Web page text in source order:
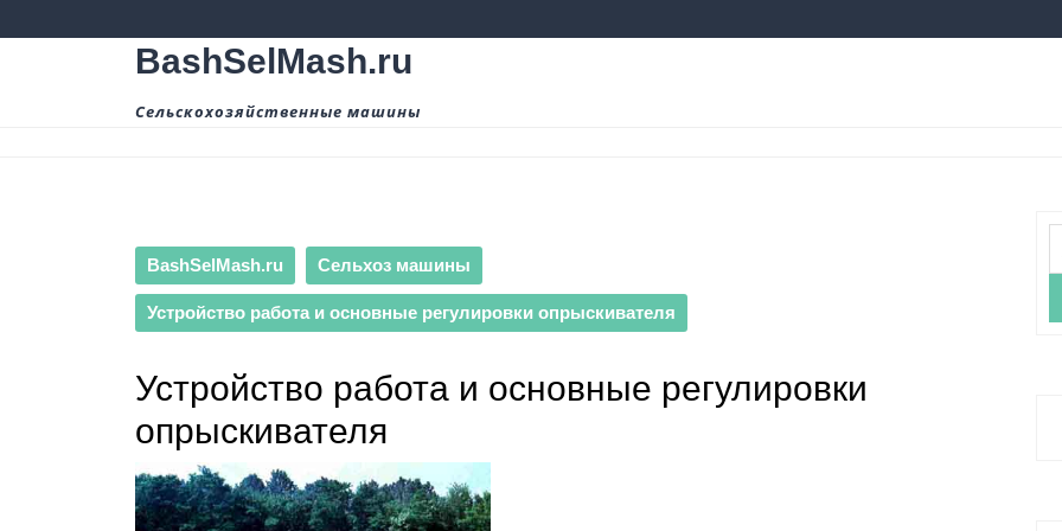
к
BashSelMash.ru
Сельскохозяйственные машины
BashSelMash.ru Сельхоз машины
Устройство работа и основные регулировки опрыскивателя
Устройство работа и основные регулировки
опрыскивателя